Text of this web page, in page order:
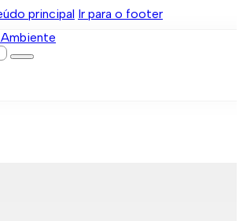
principal Ir para o footer